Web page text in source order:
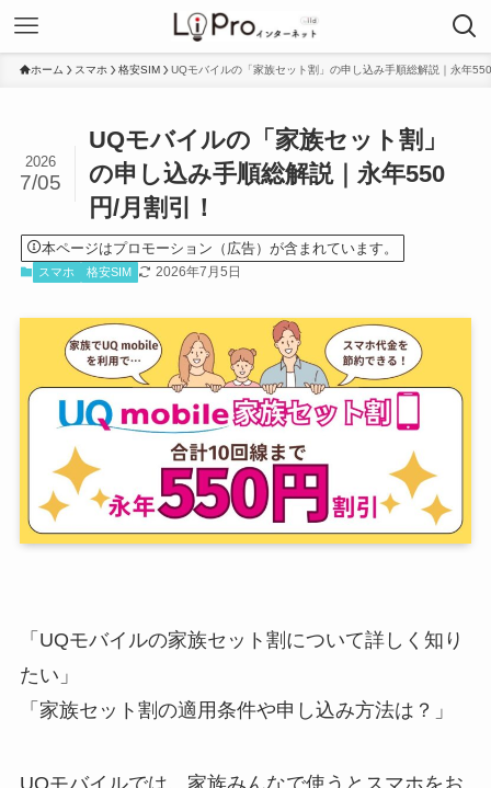
ホーム スマホ 格安SIM UQモバイルの「家族セット割」の申し込み手順総解説｜永年
UQモバイルの「家族セット割」
の申し込み手順総解説｜永年550
円/月割引！
2026
7/05
本ページはプロモーション（広告）が含まれています。
スマホ 格安SIM 2026年7月5日
「UQモバイルの家族セット割について詳しく知り
たい」
「家族セット割の適用条件や申し込み方法は？」